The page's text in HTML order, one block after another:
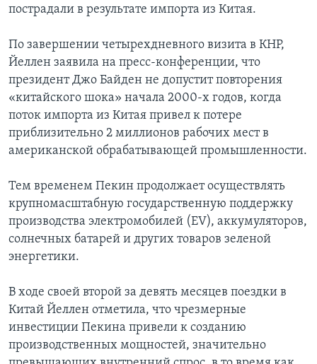
пострадали в результате импорта из Китая.
По завершении четырехдневного визита в КНР,
Йеллен заявила на пресс-конференции, что
президент Джо Байден не допустит повторения
«китайского шока» начала 2000-х годов, когда
поток импорта из Китая привел к потере
приблизительно 2 миллионов рабочих мест в
американской обрабатывающей промышленности.
Тем временем Пекин продолжает осуществлять
крупномасштабную государственную поддержку
производства электромобилей (EV), аккумуляторов,
солнечных батарей и других товаров зеленой
энергетики.
В ходе своей второй за девять месяцев поездки в
Китай Йеллен отметила, что чрезмерные
инвестиции Пекина привели к созданию
производственных мощностей, значительно